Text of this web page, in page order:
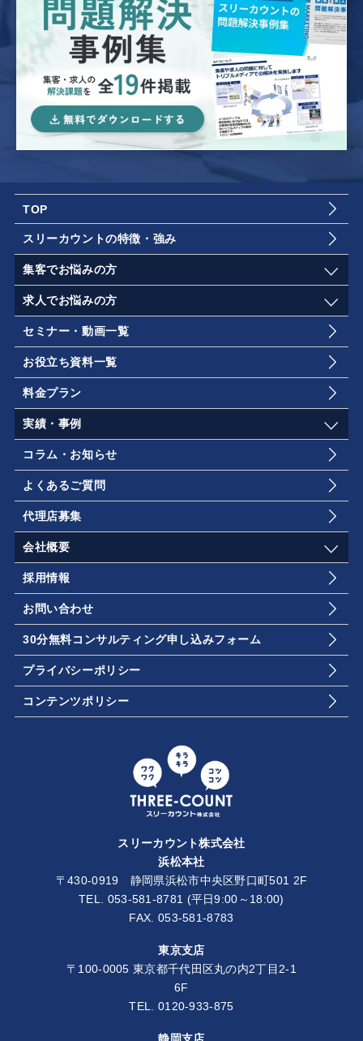
スリーカウント株式会社
浜松本社
〒430-0919 静岡県浜松市中央区野口町501 2F
TEL. 053-581-8781 (平日9:00～18:00)
FAX. 053-581-8783
東京支店
〒100-0005 東京都千代田区丸の内2丁目2-1
6F
TEL. 0120-933-875
TOP
スリーカウントの特徴・強み
集客でお悩みの方
求人でお悩みの方
セミナー・動画一覧
お役立ち資料一覧
料金プラン
実績・事例
コラム・お知らせ
よくあるご質問
代理店募集
会社概要
採用情報
お問い合わせ
30分無料コンサルティング申し込みフォーム
プライバシーポリシー
コンテンツポリシー